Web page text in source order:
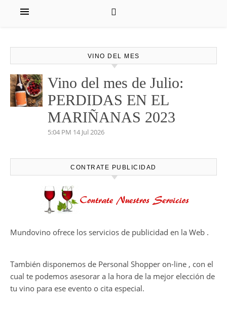
VINO DEL MES
Vino del mes de Julio:
PERDIDAS EN EL
MARIÑANAS 2023
5:04 PM 14 Jul 2026
CONTRATE PUBLICIDAD
Mundovino ofrece los servicios de publicidad en la Web .
También disponemos de Personal Shopper on-line , con el
cual te podemos asesorar a la hora de la mejor elección de
tu vino para ese evento o cita especial.